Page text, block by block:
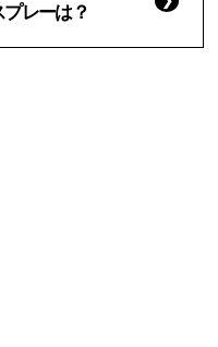
レーは？